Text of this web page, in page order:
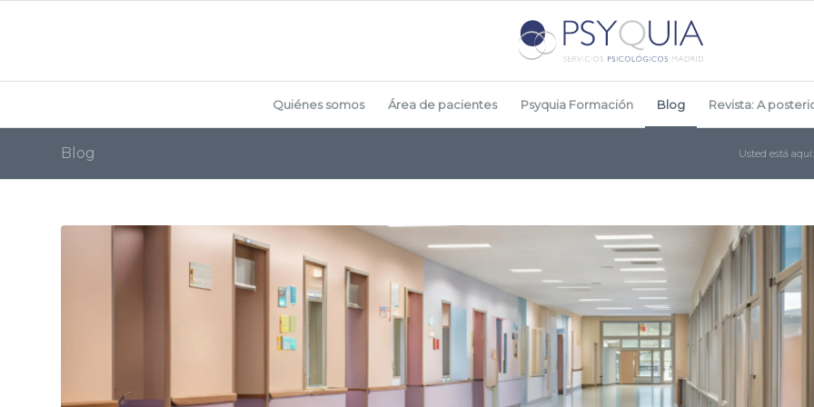
Quiénes somos Área de pacientes Psyquia Formación Blog Revista: A
Blog Usted está aquí: